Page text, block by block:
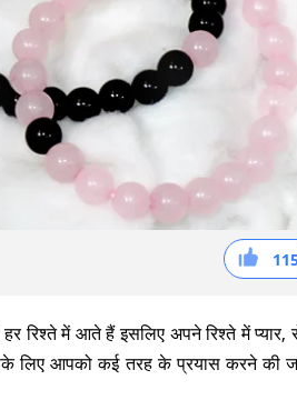
38
36
41
रिश्ते में आते हैं इसलिए अपने रिश्ते में प्यार,
लिए आपको कई तरह के प्रयास करने की